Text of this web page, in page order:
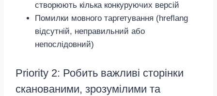
створюють кілька конкуруючих версій
Помилки мовного таргетування (hreflang
відсутній, неправильний або
непослідовний)
Priority 2: Робить важливі сторінки
сканованими, зрозумілими та